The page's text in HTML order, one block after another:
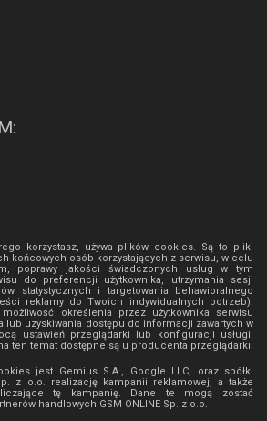
korzystasz, używa plików cookies. Są to pliki
końcowych osób korzystających z serwisu, w celu
poprawy jakości świadczonych usług w tym
do preferencji użytkownika, utrzymania sesji
statystycznych i targetowania behawioralnego
reklamy do Twoich indywidualnych potrzeb).
określenia przez użytkownika serwisu
lub uzyskiwania dostępu do informacji zawartych w
ustawień przeglądarki lub konfiguracji usługi.
ten temat dostępne są u producenta przeglądarki.
jest Gemius S.A., Google LLC, oraz spółki
z o.o. realizację kampanii reklamowej, a także
tę kampanię. Dane te mogą zostać
handlowych GSM ONLINE Sp. z o.o.